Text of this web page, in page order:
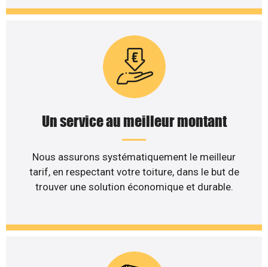
Un service au meilleur montant
Nous assurons systématiquement le meilleur
tarif, en respectant votre toiture, dans le but de
trouver une solution économique et durable.